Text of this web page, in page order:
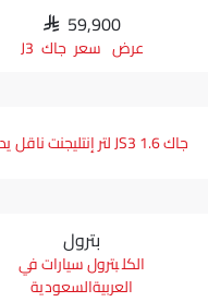
SAR 59,900
سعر جاك JS3
جاك JS3 1.6 لتر إنتليجنت ناقل يدوي
بترول
بترول سيارات في
العربيةالسعودية